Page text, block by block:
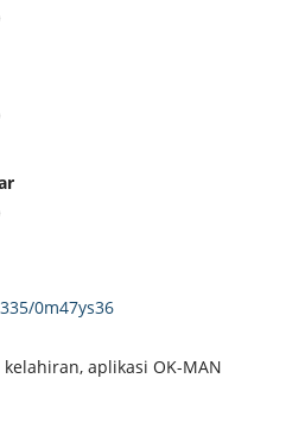
0m47ys36
kelahiran, aplikasi OK-MAN